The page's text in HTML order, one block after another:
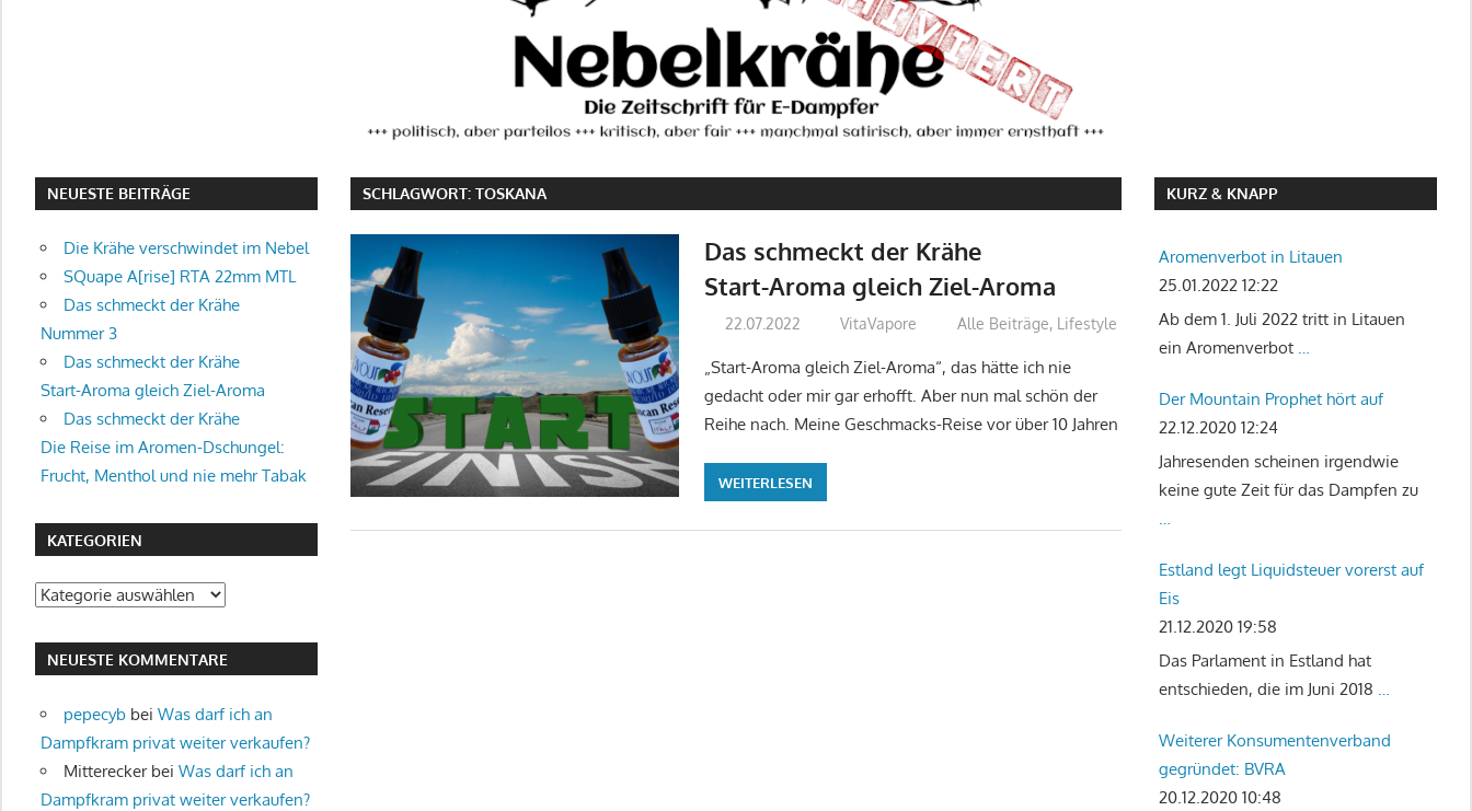
SCHLAGWORT:TOSKANA
Das schmeckt der Krähe
Start-Aroma gleich Ziel-Aroma
22.07.2022 VitaVapore Alle Beiträge, Lifestyle
„Start-Aroma gleich Ziel-Aroma“, das hätte ich nie
gedacht oder mir gar erhofft. Aber nun mal schön der
Reihe nach. Meine Geschmacks-Reise vor über 10 Jahren
WEITERLESEN
NEUESTE BEITRÄGE
Die Krähe verschwindet im Nebel
SQuape A[rise] RTA 22mm MTL
Das schmeckt der Krähe
Nummer 3
Das schmeckt der Krähe
Start-Aroma gleich Ziel-Aroma
Das schmeckt der Krähe
Die Reise im Aromen-Dschungel:
Frucht, Menthol und nie mehr Tabak
KATEGORIEN
Kategorien
NEUESTE KOMMENTARE
pepecybbei Was darf ich an
Dampfkram privat weiter verkaufen?
Mittereckerbei Was darf ich an
Dampfkram privat weiter verkaufen?
KURZ & KNAPP
Aromenverbot in Litauen
25.01.2022 12:22
Ab dem 1. Juli 2022 tritt in Litauen
ein Aromenverbot …
Der Mountain Prophet hört auf
22.12.2020 12:24
Jahresenden scheinen irgendwie
keine gute Zeit für das Dampfen zu
…
Estland legt Liquidsteuer vorerst auf
Eis
21.12.2020 19:58
Das Parlament in Estland hat
entschieden, die im Juni 2018 …
Weiterer Konsumentenverband
gegründet: BVRA
20.12.2020 10:48